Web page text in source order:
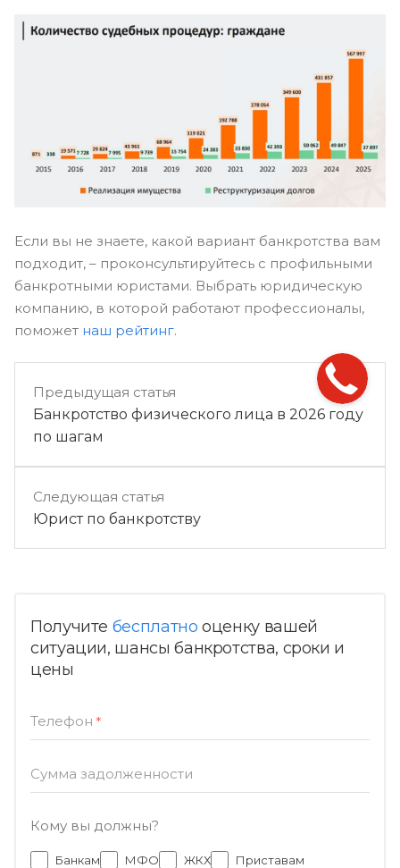
Если вы не знаете, какой вариант банкротства вам
подходит, – проконсультируйтесь с профильными
банкротными юристами. Выбрать юридическую
компанию, в которой работают профессионалы,
поможет наш рейтинг.
Предыдущая статья
Банкротство физического лица в 2026 году
по шагам
Следующая статья
Юрист по банкротству
Получите бесплатно оценку вашей
ситуации, шансы банкротства, сроки и
цены
Телефон *
Сумма задолженности
Кому вы должны?
Банкам МФО ЖКХ
Приставам